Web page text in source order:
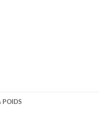
POIDS